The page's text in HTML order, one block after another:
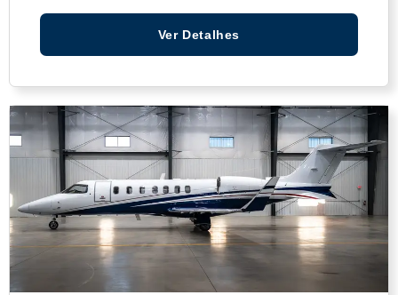
Ver Detalhes